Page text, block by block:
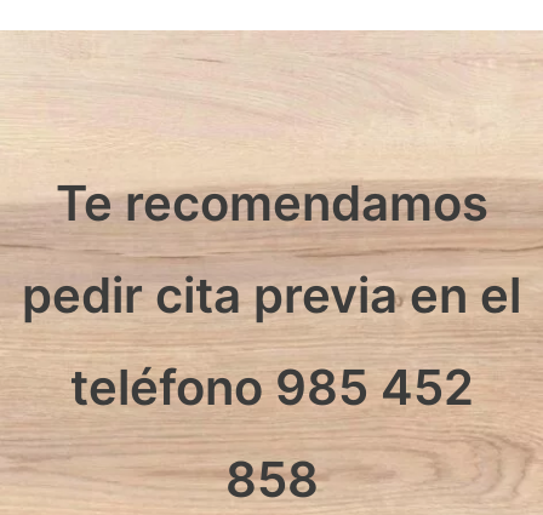
Te recomendamos
pedir cita previa en el
teléfono 985 452
858